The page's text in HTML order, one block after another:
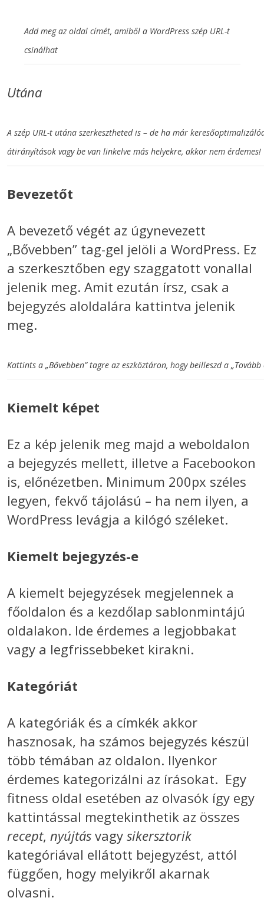
Add meg az oldal címét, amiből a WordPress szép URL-t
csinálhat
Utána
A szép URL-t utána szerkesztheted is – de ha már
átirányítások vagy be van linkelve más helyekre, akkor nem érdemes!
Bevezetőt
A bevezető végét az úgynevezett
„Bővebben” tag-gel jelöli a WordPress. Ez
a szerkesztőben egy szaggatott vonallal
jelenik meg. Amit ezután írsz, csak a
bejegyzés aloldalára kattintva jelenik
meg.
Kattints a „Bővebben” tagre az eszköztáron, hogy beilleszd a
Kiemelt képet
Ez a kép jelenik meg majd a weboldalon
a bejegyzés mellett, illetve a Facebookon
is, előnézetben. Minimum 200px széles
legyen, fekvő tájolású – ha nem ilyen, a
WordPress levágja a kilógó széleket.
Kiemelt bejegyzés-e
A kiemelt bejegyzések megjelennek a
főoldalon és a kezdőlap sablonmintájú
oldalakon. Ide érdemes a legjobbakat
vagy a legfrissebbeket kirakni.
Kategóriát
A kategóriák és a címkék akkor
hasznosak, ha számos bejegyzés készül
több témában az oldalon. Ilyenkor
érdemes kategorizálni az írásokat. Egy
fitness oldal esetében az olvasók így egy
kattintással megtekinthetik az összes
recept, nyújtás vagy sikersztorik
kategóriával ellátott bejegyzést, attól
függően, hogy melyikről akarnak
olvasni.